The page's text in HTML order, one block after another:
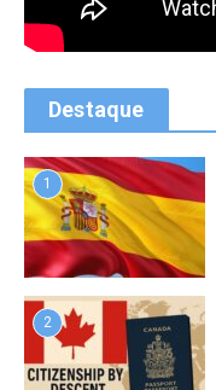
Destaque
1
2